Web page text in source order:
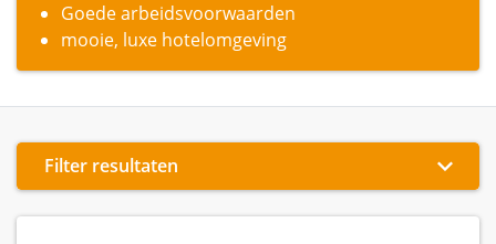
Goede arbeidsvoorwaarden
mooie, luxe hotelomgeving
Filter resultaten